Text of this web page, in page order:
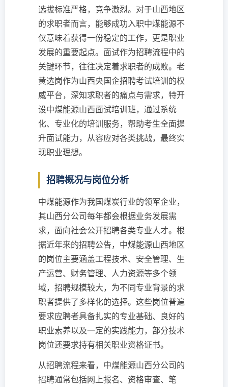
选拔标准严格，竞争激烈。对于山西地区
的求职者而言，能够成功入职中煤能源不
仅意味着获得一份稳定的工作，更是职业
发展的重要起点。面试作为招聘流程中的
关键环节，往往决定着求职者的成败。老
黄选岗作为山西央国企招聘考试培训的权
威平台，深知求职者的痛点与需求，特开
设中煤能源山西面试培训班，通过系统
化、专业化的培训服务，帮助考生全面提
升面试能力，从容应对各类挑战，最终实
现职业理想。
招聘概况与岗位分析
中煤能源作为我国煤炭行业的领军企业，
其山西分公司每年都会根据业务发展需
求，面向社会公开招聘各类专业人才。根
据近年来的招聘公告，中煤能源山西地区
的岗位主要涵盖工程技术、安全管理、生
产运营、财务管理、人力资源等多个领
域，招聘规模较大，为不同专业背景的求
职者提供了多样化的选择。这些岗位普遍
要求应聘者具备扎实的专业基础、良好的
职业素养以及一定的实践能力，部分技术
岗位还要求持有相关职业资格证书。
从招聘流程来看，中煤能源山西分公司的
招聘通常包括网上报名、资格审查、笔